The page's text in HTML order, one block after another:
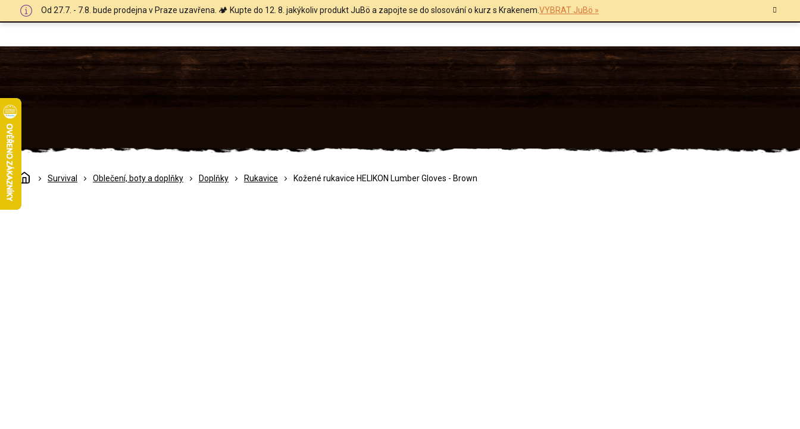
Od 27.7. - 7.8. bude prodejna v Praze uzavřena. 🏕️ Kupte do 12. 8. jakýkoliv produkt JuBö a zapojte se do slosování o kurz s Krakenem.VYBRAT JuBö »
DomůSurvival Oblečení, boty a doplňky Doplňky Rukavice Kožené rukavice HELIKON Lumber Gloves - Brown